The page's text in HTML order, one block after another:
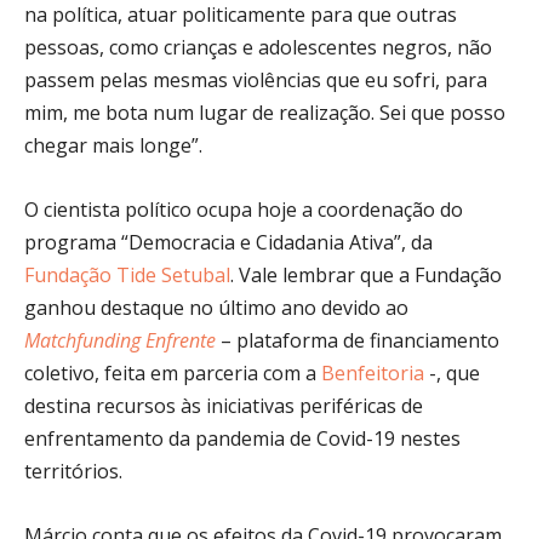
na política, atuar politicamente para que outras
pessoas, como crianças e adolescentes negros, não
passem pelas mesmas violências que eu sofri, para
mim, me bota num lugar de realização. Sei que posso
chegar mais longe”.
O cientista político ocupa hoje a coordenação do
programa “Democracia e Cidadania Ativa”, da
Fundação Tide Setubal. Vale lembrar que a Fundação
ganhou destaque no último ano devido ao
Matchfunding Enfrente – plataforma de financiamento
coletivo, feita em parceria com a Benfeitoria -, que
destina recursos às iniciativas periféricas de
enfrentamento da pandemia de Covid-19 nestes
territórios.